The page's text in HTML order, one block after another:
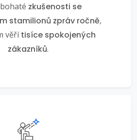
zkušenosti se
stamilionů zpráv ročně,
věřítisíce spokojených
zákazníků.